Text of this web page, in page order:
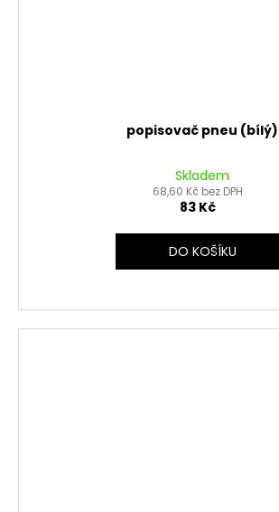
popisovač pneu (bílý)
Skladem
68,60 Kč bez DPH
83 Kč
DO KOŠÍKU